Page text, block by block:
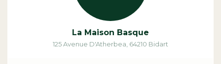
La Maison Basque
125 Avenue D'Atherbea 64210 Bidart